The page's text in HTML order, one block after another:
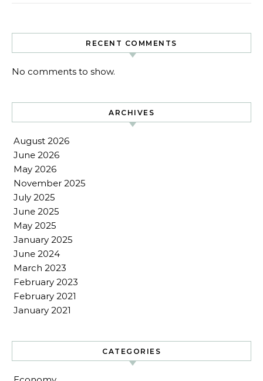
RECENT COMMENTS
No comments to show.
ARCHIVES
August 2026
June 2026
May 2026
November 2025
July 2025
June 2025
May 2025
January 2025
June 2024
March 2023
February 2023
February 2021
January 2021
CATEGORIES